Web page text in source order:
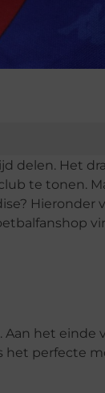
delen. Het
te tonen.
Hieronder
het einde
het perfecte